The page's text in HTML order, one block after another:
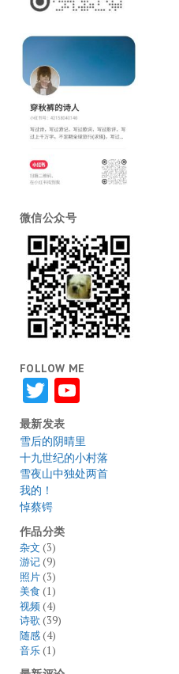
微信公众号
FOLLOW ME
TwitterYouTube
最新发表
雪后的阴晴里
十九世纪的小村落
雪夜山中独处两首
我的！
悼蔡锷
作品分类
杂文 (3)
游记(9)
照片(3)
美食 (1)
视频(4)
诗歌(39)
随感(4)
音乐(1)